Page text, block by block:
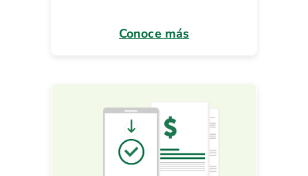
Conoce más